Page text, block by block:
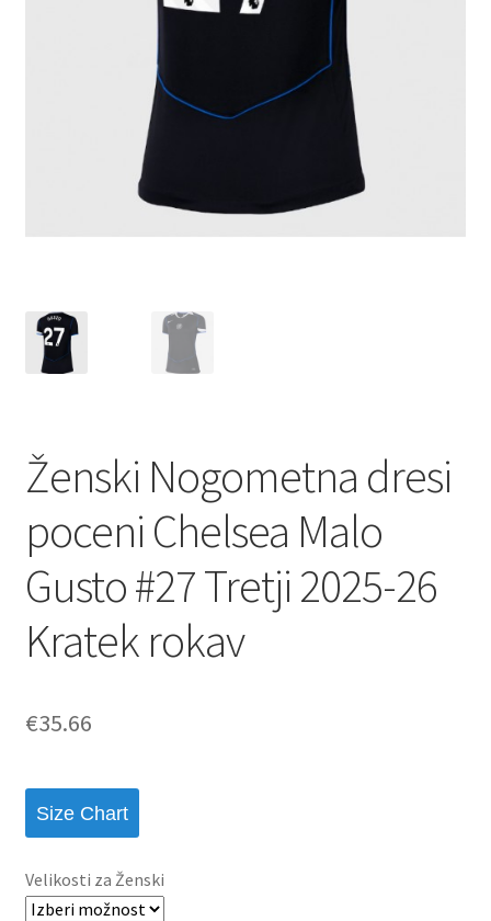
Ženski Nogometna dresi
poceni Chelsea Malo
Gusto #27 Tretji 2025-26
Kratek rokav
€35.66
Size Chart
Velikosti za Ženski